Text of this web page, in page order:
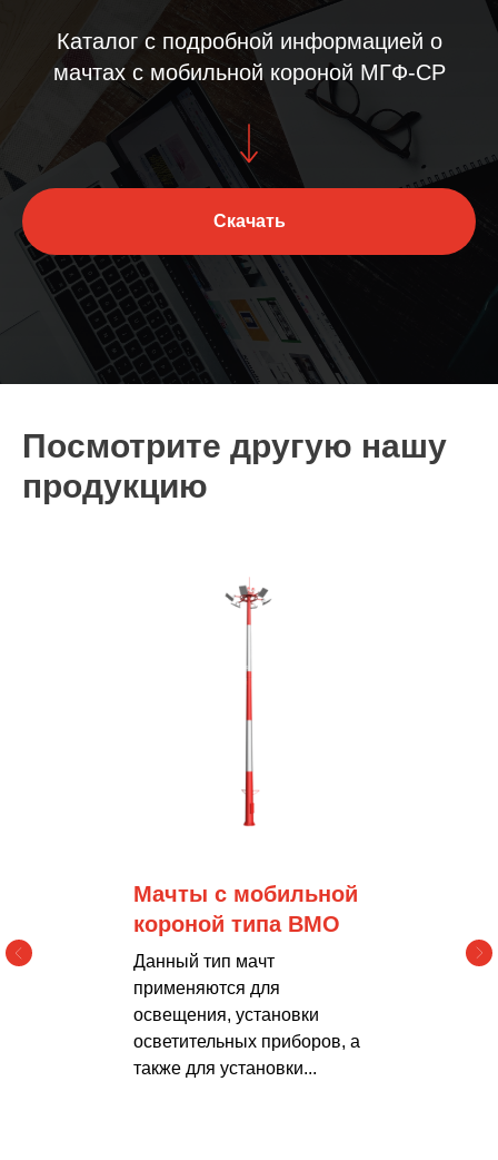
Каталог с подробной информацией о
мачтах с мобильной короной МГФ-СР
Скачать
Посмотрите другую нашу
продукцию
Мачты с мобильной
короной типа ВМО
Данный тип мачт
применяются для
освещения, установки
осветительных приборов, а
также для установки...